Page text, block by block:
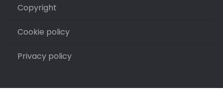
Copyright
Cookie policy
Privacy policy